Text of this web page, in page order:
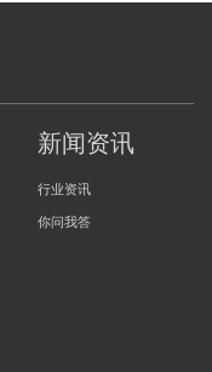
新闻资讯
行业资讯
你问我答